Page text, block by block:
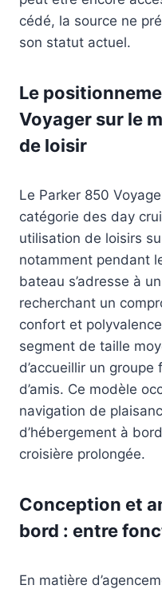
cédé, la source ne
son statut actuel.
Le
Voyager sur le
de loisir
Le Parker 850
catégorie des day
utilisation de loisirs
notamment pendant
bateau s’adresse à
recherchant un
confort et
segment de taille
d’accueillir un
d’amis. Ce modèle
navigation de
d’hébergement à
croisière prolongée.
Conception et
bord : entre
En matière